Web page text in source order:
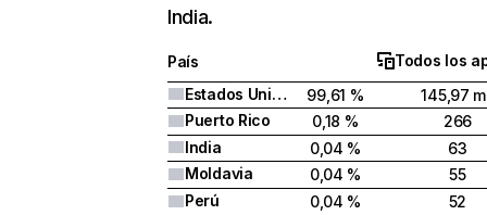
India.
País
Todos los
Estados Unidos
99,61 %
145,97
Puerto Rico
0,18 %
266
India
0,04 %
63
Moldavia
0,04 %
55
Perú
0,04 % 52